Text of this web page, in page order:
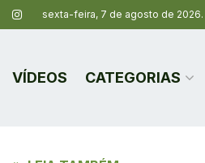
sexta-feira, 7 de agosto de 2026.
VÍDEOS CATEGORIAS